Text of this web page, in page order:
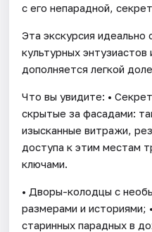
с его непарадной,
Эта экскурсия
культурных
дополняется легкой
Что вы увидите: •
скрытые за фасадами:
изысканные витражи,
доступа к этим местам
ключами.
• Дворы-колодцы с
размерами и историями;
старинных парадных в